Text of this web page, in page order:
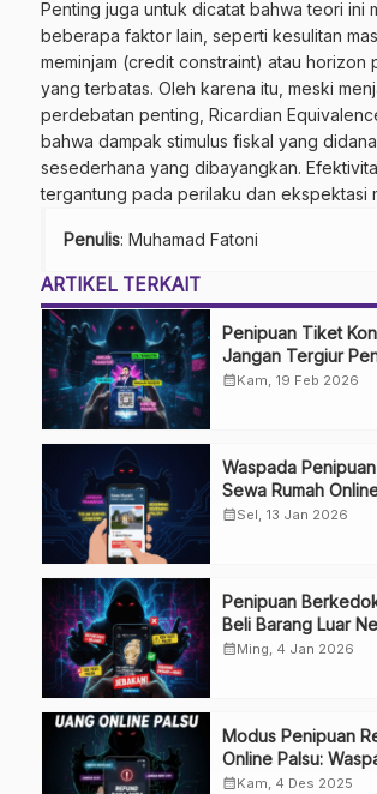
Penting juga untuk dicatat bahwa teori ini
beberapa faktor lain, seperti kesulitan
meminjam (credit constraint) atau horizon
yang terbatas. Oleh karena itu, meski
perdebatan penting, Ricardian
bahwa dampak stimulus fiskal yang
sesederhana yang dibayangkan.
tergantung pada perilaku dan ekspektasi
Penulis: Muhamad Fatoni
ARTIKEL TERKAIT
Penipuan Tiket
Jangan Tergiur
Media Sosial
calendar_monthKam, 19 Feb 2026
Waspada
Sewa Rumah
Tidak Terkecoh
calendar_monthSel, 13 Jan 2026
Penipuan
Beli Barang Luar
Waspada Impian
calendar_monthMing, 4 Jan 2026
Modus Penipuan
Online Palsu:
Uang Kembali
calendar_monthKam, 4 Des 2025